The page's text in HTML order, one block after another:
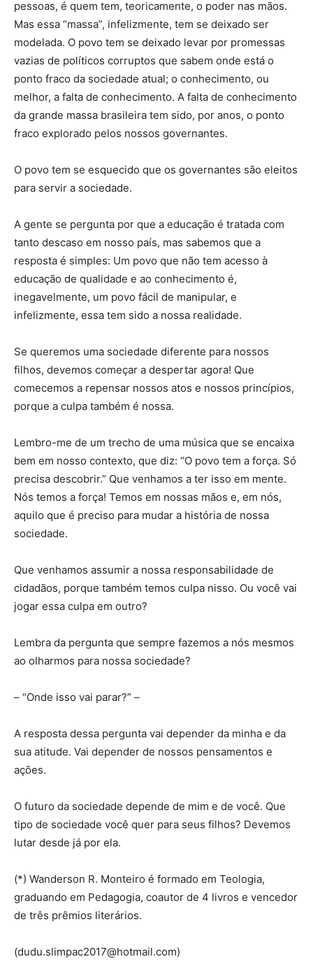
pessoas, é quem tem, teoricamente, o poder nas mãos.
Mas essa “massa”, infelizmente, tem se deixado ser
modelada. O povo tem se deixado levar por promessas
vazias de políticos corruptos que sabem onde está o
ponto fraco da sociedade atual; o conhecimento, ou
melhor, a falta de conhecimento. A falta de conhecimento
da grande massa brasileira tem sido, por anos, o ponto
fraco explorado pelos nossos governantes.
O povo tem se esquecido que os governantes são eleitos
para servir a sociedade.
A gente se pergunta por que a educação é tratada com
tanto descaso em nosso país, mas sabemos que a
resposta é simples: Um povo que não tem acesso à
educação de qualidade e ao conhecimento é,
inegavelmente, um povo fácil de manipular, e
infelizmente, essa tem sido a nossa realidade.
Se queremos uma sociedade diferente para nossos
filhos, devemos começar a despertar agora! Que
comecemos a repensar nossos atos e nossos princípios,
porque a culpa também é nossa.
Lembro-me de um trecho de uma música que se encaixa
bem em nosso contexto, que diz: “O povo tem a força. Só
precisa descobrir.” Que venhamos a ter isso em mente.
Nós temos a força! Temos em nossas mãos e, em nós,
aquilo que é preciso para mudar a história de nossa
sociedade.
Que venhamos assumir a nossa responsabilidade de
cidadãos, porque também temos culpa nisso. Ou você vai
jogar essa culpa em outro?
Lembra da pergunta que sempre fazemos a nós mesmos
ao olharmos para nossa sociedade?
– “Onde isso vai parar?” –
A resposta dessa pergunta vai depender da minha e da
sua atitude. Vai depender de nossos pensamentos e
ações.
O futuro da sociedade depende de mim e de você. Que
tipo de sociedade você quer para seus filhos? Devemos
lutar desde já por ela.
(*) Wanderson R. Monteiro é formado em Teologia,
graduando em Pedagogia, coautor de 4 livros e vencedor
de três prêmios literários.
(dudu.slimpac2017@hotmail.com)